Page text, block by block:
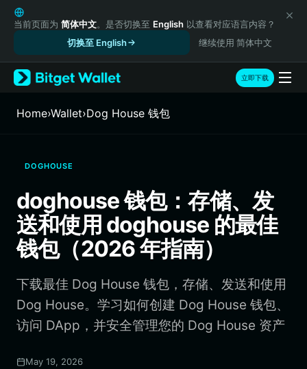
English
日本語
Русский
Español (Latinoamérica)
Türkçe
Italiano
繁體中文
Português (Portugal)
Bahasa Indonesia
ภาษาไทย
हिन्दी
Português (Brasil)
Español (Argentina)
当前页面为 简体中文。是否切换至 English 以查看对应语言内容？
切换至 English
继续使用 简体中文
立即下载
Home›Wallet›Dog House 钱包
DOGHOUSE
doghouse 钱包：存储、发
送和使用 doghouse 的最佳
钱包（2026 年指南）
下载最佳 Dog House 钱包，存储、发送和使用
Dog House。学习如何创建 Dog House 钱包、
访问 DApp，并安全管理您的 Dog House 资产
May 19, 2026